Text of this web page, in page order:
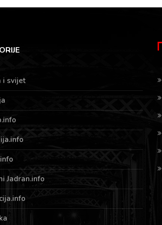
i svijet
Jadran.info